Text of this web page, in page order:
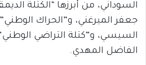
السوداني، من أبرزها “الكتلة
جعفر الميرغني، و”الحراك الوطني”
السيسي، و”كتلة التراضي
الفاضل المهدي.